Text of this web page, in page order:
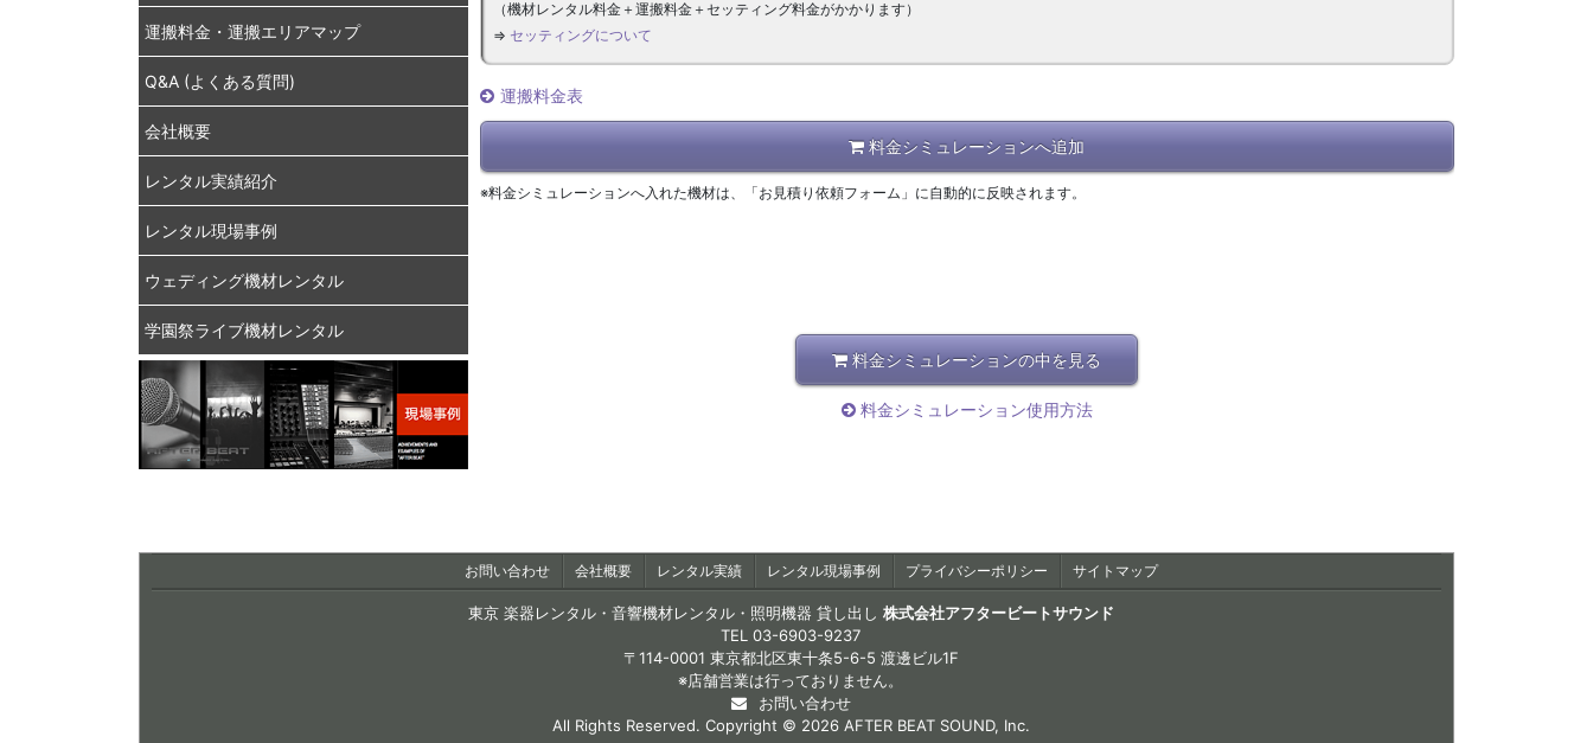
（機材レンタル料金＋運搬料金＋セッティング料金がかかります）
⇒ セッティングについて
運搬料金表
料金シミュレーションへ追加
※料金シミュレーションへ入れた機材は、「お見積り依頼フォーム」に自動的に反映されます。
料金シミュレーションの中を見る
料金シミュレーション使用方法
運搬料金・運搬エリアマップ
Q&A (よくある質問)
会社概要
レンタル実績紹介
レンタル現場事例
ウェディング機材レンタル
学園祭ライブ機材レンタル
お問い合わせ 会社概要 レンタル実績 レンタル現場事例 プライバシーポリシー サイトマップ
東京 楽器レンタル・音響機材レンタル・照明機器 貸し出し 株式会社アフタービートサウンド
TEL 03-6903-9237
〒114-0001 東京都北区東十条5-6-5 渡邊ビル1F
※店舗営業は行っておりません。
お問い合わせ
All Rights Reserved. Copyright © 2026 AFTER BEAT SOUND, Inc.